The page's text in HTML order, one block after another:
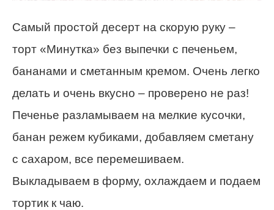
Самый простой десерт на скорую руку –
торт «Минутка» без выпечки с печеньем,
бананами и сметанным кремом. Очень легко
делать и очень вкусно – проверено не раз!
Печенье разламываем на мелкие кусочки,
банан режем кубиками, добавляем сметану
с сахаром, все перемешиваем.
Выкладываем в форму, охлаждаем и подаем
тортик к чаю.